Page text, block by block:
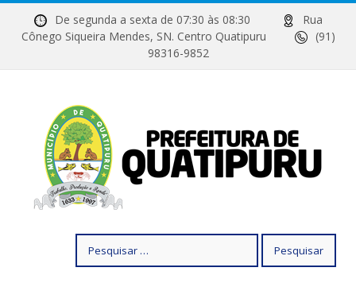
De segunda a sexta de 07:30 às 08:30
Rua
Cônego Siqueira Mendes, SN. Centro Quatipuru
(91)
98316-9852
por: